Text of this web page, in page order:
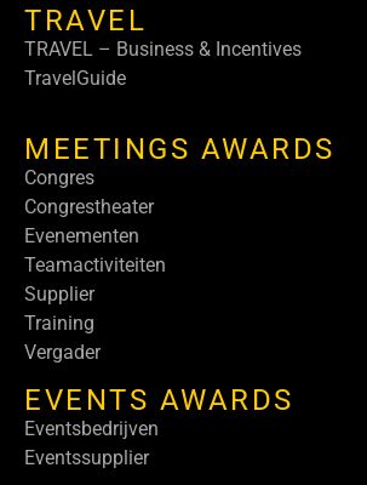
TRAVEL
TRAVEL – Business & Incentives
TravelGuide
MEETINGS AWARDS
Congres
Congrestheater
Evenementen
Teamactiviteiten
Supplier
Training
Vergader
EVENTS AWARDS
Eventsbedrijven
Eventssupplier